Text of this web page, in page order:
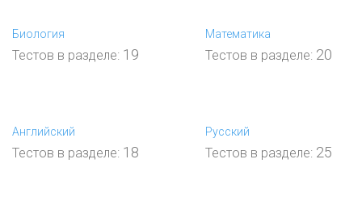
Биология
Тестов в разделе: 19
Математика
Тестов в разделе: 20
Английский
Тестов в разделе: 18
Русский
Тестов в разделе: 25